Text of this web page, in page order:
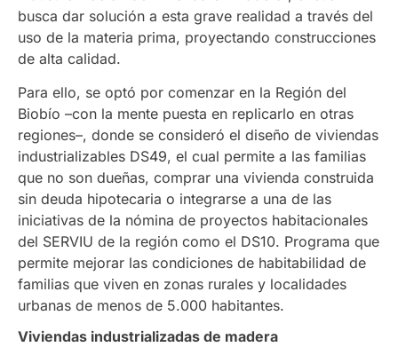
busca dar solución a esta grave realidad a través del
uso de la materia prima, proyectando construcciones
de alta calidad.
Para ello, se optó por comenzar en la Región del
Biobío –con la mente puesta en replicarlo en otras
regiones–, donde se consideró el diseño de viviendas
industrializables DS49, el cual permite a las familias
que no son dueñas, comprar una vivienda construida
sin deuda hipotecaria o integrarse a una de las
iniciativas de la nómina de proyectos habitacionales
del SERVIU de la región como el DS10. Programa que
permite mejorar las condiciones de habitabilidad de
familias que viven en zonas rurales y localidades
urbanas de menos de 5.000 habitantes.
Viviendas industrializadas de madera